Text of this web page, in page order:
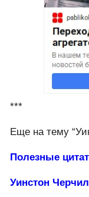
***
Еще на тему
Полезные
Уинстон